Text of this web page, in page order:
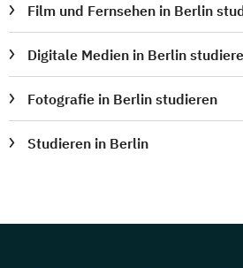
Film und Fernsehen in Berlin
Digitale Medien in Berlin
Fotografie in Berlin studieren
Studieren in Berlin